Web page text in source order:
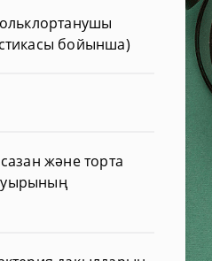
бойынша)
және торта